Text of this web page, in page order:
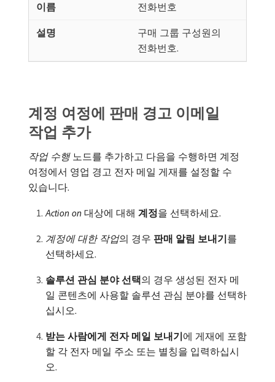
전화번호
구매 그룹 구성원의
전화번호.
계정 여정에 판매 경고 이메일
작업 추가
작업 수행노드를 추가하고 다음을 수행하면 계정
여정에서 영업 경고 전자 메일 게재를 설정할 수
있습니다.
Action on 대상에 대해 계정​을 선택하세요.
계정에 대한 작업​의 경우 판매 알림 보내기​를
선택하세요.
솔루션 관심 분야 선택​의 경우 생성된 전자 메
일 콘텐츠에 사용할 솔루션 관심 분야를 선택하
십시오.
받는 사람에게 전자 메일 보내기​에 게재에 포함
할 각 전자 메일 주소 또는 별칭을 입력하십시
오.